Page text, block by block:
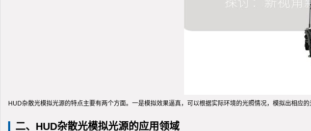
HUD杂散光模拟光源的特点主要有两个方面。一是模拟效果逼真，可以根据实际环境的光照情况，模拟出相应
二、HUD杂散光模拟光源的应用领域